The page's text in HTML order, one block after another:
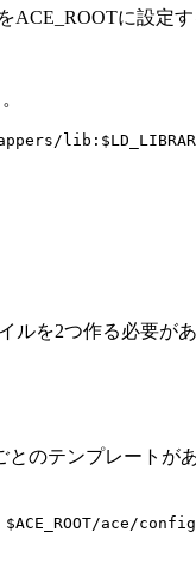
に設定す
ルを2つ作る必要があ
とのテンプレートが